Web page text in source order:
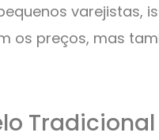
varejistas,
os preços, mas
Tradicional